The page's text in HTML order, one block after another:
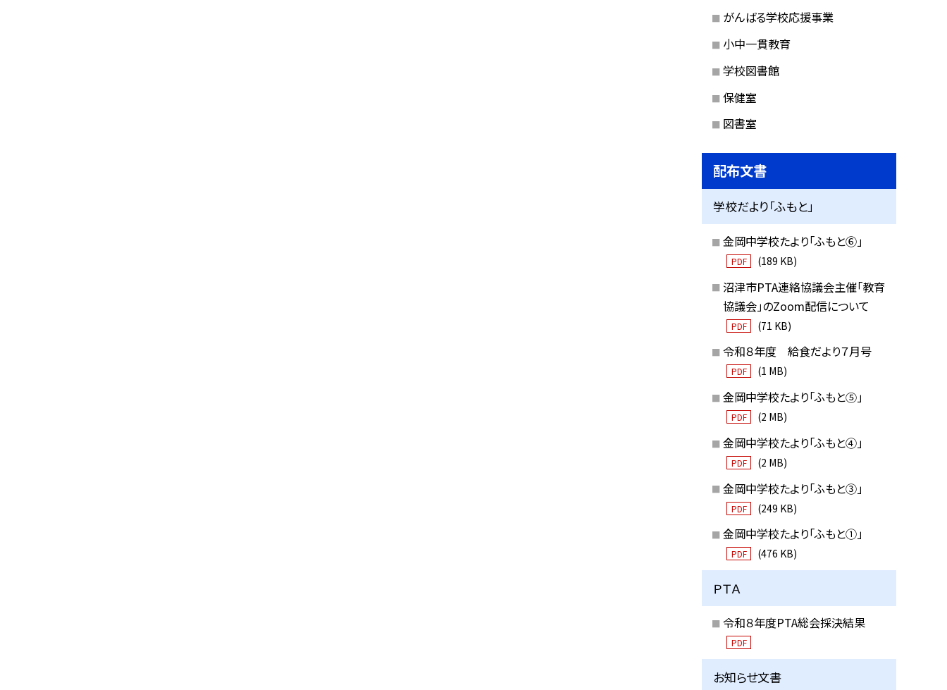
がんばる学校応援事業
小中一貫教育
学校図書館
保健室
図書室
配布文書
学校だより「ふもと」
金岡中学校たより「ふもと⑥」
PDF (189 KB)
沼津市PTA連絡協議会主催「教育
協議会」のZoom配信について
PDF (71 KB)
令和８年度 給食だより７月号
PDF (1 MB)
金岡中学校たより「ふもと⑤」
PDF (2 MB)
金岡中学校たより「ふもと④」
PDF (2 MB)
金岡中学校たより「ふもと③」
PDF (249 KB)
金岡中学校たより「ふもと①」
PDF (476 KB)
ＰＴＡ
令和８年度PTA総会採決結果
PDF
お知らせ文書